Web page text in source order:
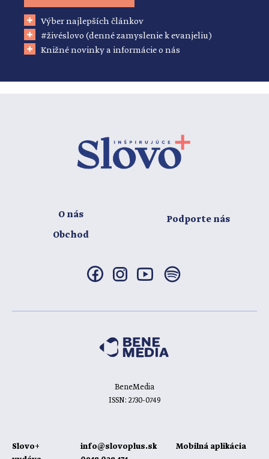
Výber najlepších článkov
#živéslovo (denné zamyslenie k evanjeliu)
Knižné novinky a informácie o nás
O nás
Obchod
Podporte nás
BeneMedia
ISSN: 2730-0749
Slovo+
info@slovoplus.sk
Mobilná aplikácia